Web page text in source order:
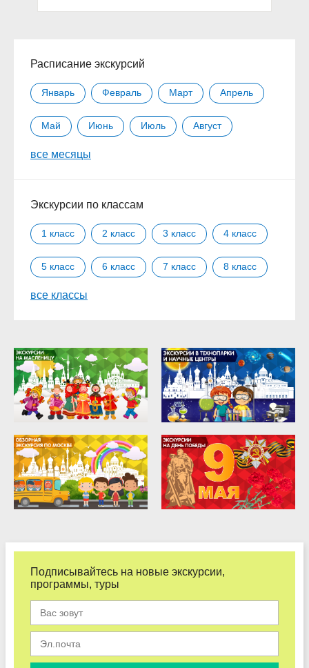
Расписание экскурсий
Январь Февраль Март Апрель
Май Июнь Июль Август
Сентябрь
все месяцы
Экскурсии по классам
1 класс 2 класс 3 класс 4 класс
5 класс 6 класс 7 класс 8 класс
9 класс
все классы
Подписывайтесь на новые экскурсии,
программы, туры